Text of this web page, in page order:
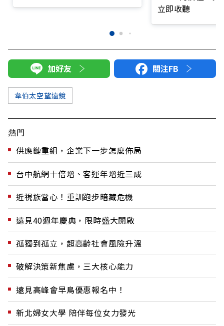
立即收聽
加好友 關注FB
韋伯太空望遠鏡
熱門
供應鏈重組，企業下一步怎麼佈局
台中航網十倍增、客運年增近三成
近視族當心！重訓跑步暗藏危機
遠見40週年慶典，限時盛大開啟
孤獨到孤立，超高齡社會風險升溫
破解決策新焦慮，三大核心能力
遠見高峰會早鳥優惠報名中！
新北婦女大學 陪伴每位女力發光